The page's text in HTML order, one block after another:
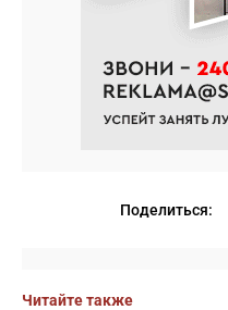
Поделиться:
Читайте также